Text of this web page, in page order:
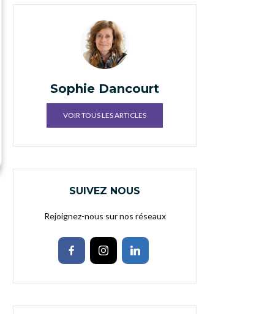
Sophie Dancourt
VOIR TOUS LES ARTICLES
SUIVEZ NOUS
Rejoignez-nous sur nos réseaux